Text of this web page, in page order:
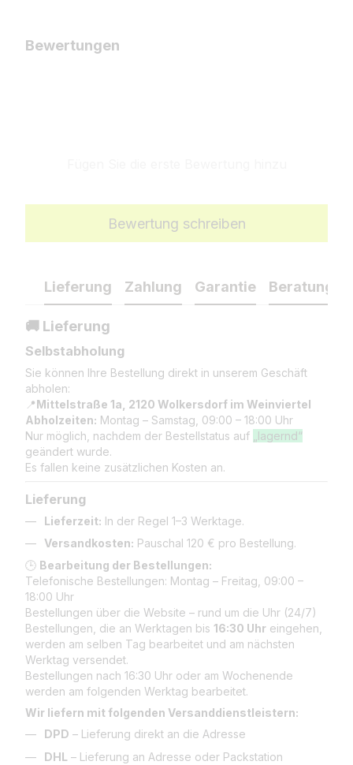
Bewertungen
Bewertung schreiben
Lieferung Zahlung Garantie Beratung
🚚 Lieferung
Selbstabholung
Sie können Ihre Bestellung direkt in unserem Geschäft
abholen:
📍Mittelstraße 1a, 2120 Wolkersdorf im Weinviertel
Abholzeiten: Montag – Samstag, 09:00 – 18:00 Uhr
Nur möglich, nachdem der Bestellstatus auf
„lagernd“
geändert wurde.
Es fallen keine zusätzlichen Kosten an.
Lieferung
Lieferzeit: In der Regel 1–3 Werktage.
Versandkosten: Pauschal 120 € pro Bestellung.
🕒 Bearbeitung der Bestellungen:
Telefonische Bestellungen: Montag – Freitag, 09:00 –
18:00 Uhr
Bestellungen über die Website – rund um die Uhr (24/7)
Bestellungen, die an Werktagen bis 16:30 Uhr eingehen,
werden am selben Tag bearbeitet und am nächsten
Werktag versendet.
Bestellungen nach 16:30 Uhr oder am Wochenende
werden am folgenden Werktag bearbeitet.
Wir liefern mit folgenden Versanddienstleistern:
DPD – Lieferung direkt an die Adresse
DHL – Lieferung an Adresse oder Packstation